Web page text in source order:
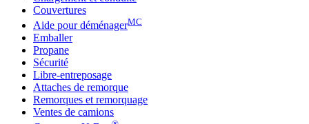
Couvertures
Aide pour déménagerMC
Emballer
Propane
Sécurité
Libre-entreposage
Attaches de remorque
Remorques et remorquage
Ventes de camions